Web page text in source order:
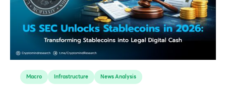
Macro Infrastructure News Analysis